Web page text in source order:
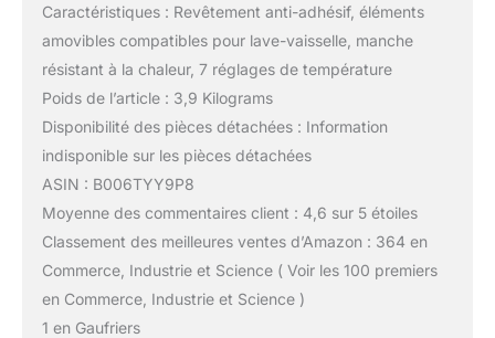
Caractéristiques : Revêtement anti-adhésif, éléments
amovibles compatibles pour lave-vaisselle, manche
résistant à la chaleur, 7 réglages de température
Poids de l’article : 3,9 Kilograms
Disponibilité des pièces détachées : Information
indisponible sur les pièces détachées
ASIN : B006TYY9P8
Moyenne des commentaires client : 4,6 sur 5 étoiles
Classement des meilleures ventes d’Amazon : 364 en
Commerce, Industrie et Science ( Voir les 100 premiers
en Commerce, Industrie et Science )
1 en Gaufriers